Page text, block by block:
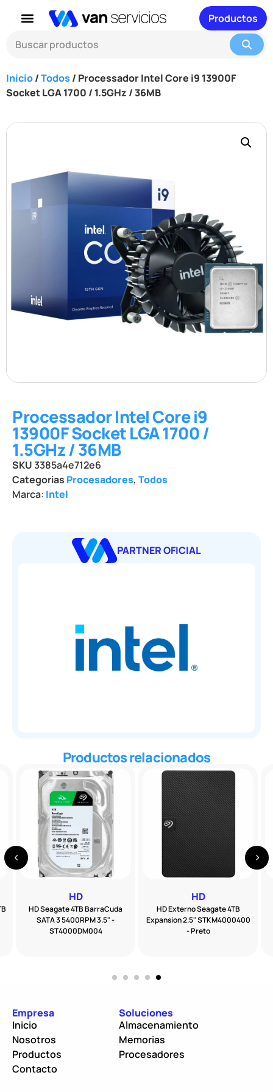
Productos
Inicio/Todos / Processador Intel Core i9 13900F
Socket LGA 1700 / 1.5GHz / 36MB
Processador Intel Core i9
13900F Socket LGA 1700 /
1.5GHz / 36MB
SKU3385a4e712e6
Categorias Procesadores, Todos
Marca: Intel
PARTNER OFICIAL
Productos relacionados
HD
HD Externo Seagate 4TB
Expansion 2.5" STKM4000400
- Preto
HD
HD Seagate 4TB BarraCuda
SATA 3 5400RPM 3.5" -
ST4000DM004
Empresa
Inicio
Nosotros
Productos
Contacto
Soluciones
Almacenamiento
Memorias
Procesadores